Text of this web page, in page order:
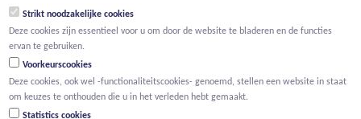
BTW BE 0466.256.432
Strikt noodzakelijke cookies
Deze cookies zijn essentieel voor u om door de website te bladeren en de functies
ervan te gebruiken.
Voorkeurscookies
Deze cookies, ook wel -functionaliteitscookies- genoemd, stellen een website in staat
om keuzes te onthouden die u in het verleden hebt gemaakt.
Statistics cookies